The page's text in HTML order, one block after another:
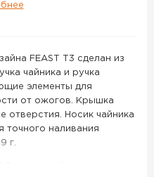
FEAST T3 сделан из
чайника и ручка
элементы для
от ожогов. Крышка
отверстия. Носик чайника
точного наливания
г.